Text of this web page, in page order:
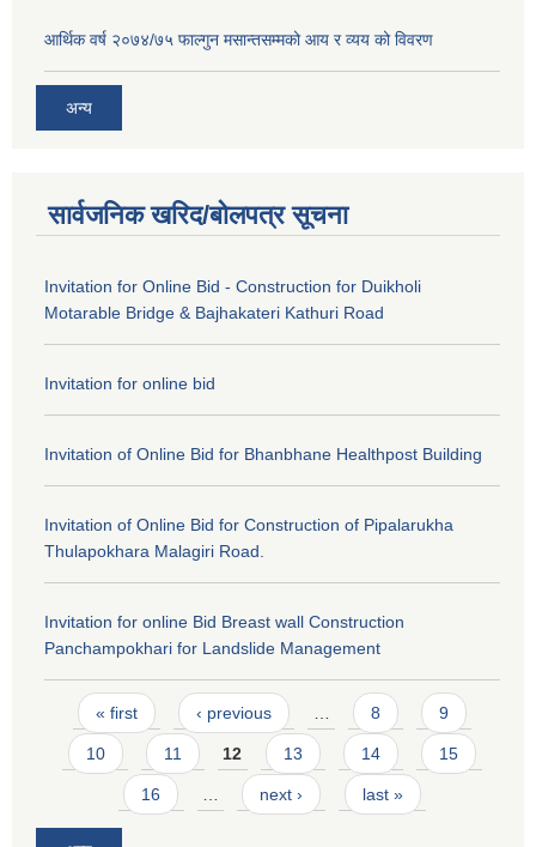
आर्थिक वर्ष २०७४/७५ फाल्गुन मसान्तसम्मको आय र व्यय को विवरण
अन्य
सार्वजनिक खरिद/बोलपत्र सूचना
Invitation for Online Bid - Construction for Duikholi
Motarable Bridge & Bajhakateri Kathuri Road
Invitation for online bid
Invitation of Online Bid for Bhanbhane Healthpost Building
Invitation of Online Bid for Construction of Pipalarukha
Thulapokhara Malagiri Road.
Invitation for online Bid Breast wall Construction
Panchampokhari for Landslide Management
Pages
« first ‹ previous … 8 9
10 11 12 13 14 15
16 … next › last »